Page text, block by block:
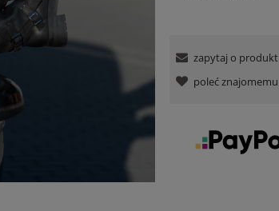
zapytaj o produkt
poleć znajomemu